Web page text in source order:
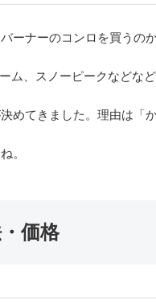
ーナーのコンロを買うのか
ム、スノーピークなどな
めてきました。理由は「
。
価格